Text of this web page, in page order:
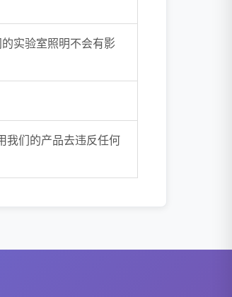
实验室照明不会有影
我们的产品去违反任何